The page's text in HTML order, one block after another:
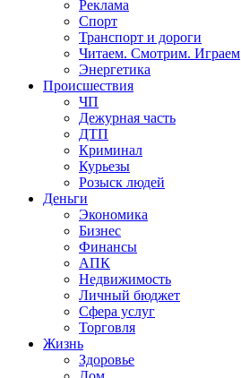
Реклама
Спорт
Транспорт и дороги
Читаем. Смотрим. Играем
Энергетика
Происшествия
ЧП
Дежурная часть
ДТП
Криминал
Курьезы
Розыск людей
Деньги
Экономика
Бизнес
Финансы
АПК
Недвижимость
Личный бюджет
Сфера услуг
Торговля
Жизнь
Здоровье